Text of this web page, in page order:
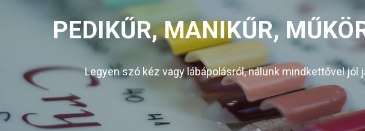
PEDIKŰR, MANIKŰR,
Legyen szó kéz vagy lábápolásról, nálunk mindkettővel jól